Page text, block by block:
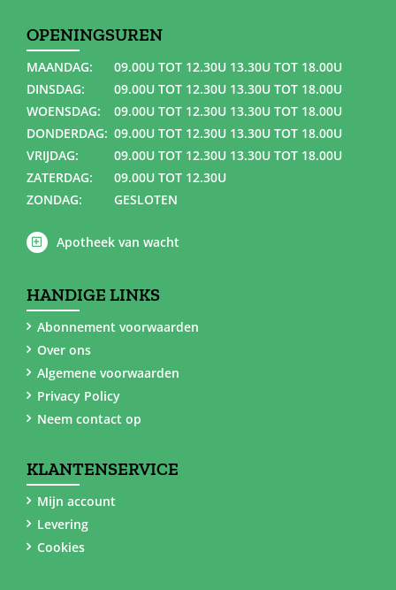
OPENINGSUREN
MAANDAG:
09.00U TOT 12.30U 13.30U TOT 18.00U
DINSDAG:
09.00U TOT 12.30U 13.30U TOT 18.00U
WOENSDAG:
09.00U TOT 12.30U 13.30U TOT 18.00U
DONDERDAG: 09.00U TOT 12.30U 13.30U TOT 18.00U
VRIJDAG:
09.00U TOT 12.30U 13.30U TOT 18.00U
ZATERDAG:
09.00U TOT 12.30U
ZONDAG:
GESLOTEN
Apotheek van wacht
HANDIGE LINKS
Abonnement voorwaarden
Over ons
Algemene voorwaarden
Privacy Policy
Neem contact op
KLANTENSERVICE
Mijn account
Levering
Cookies